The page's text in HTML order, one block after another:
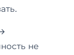
не